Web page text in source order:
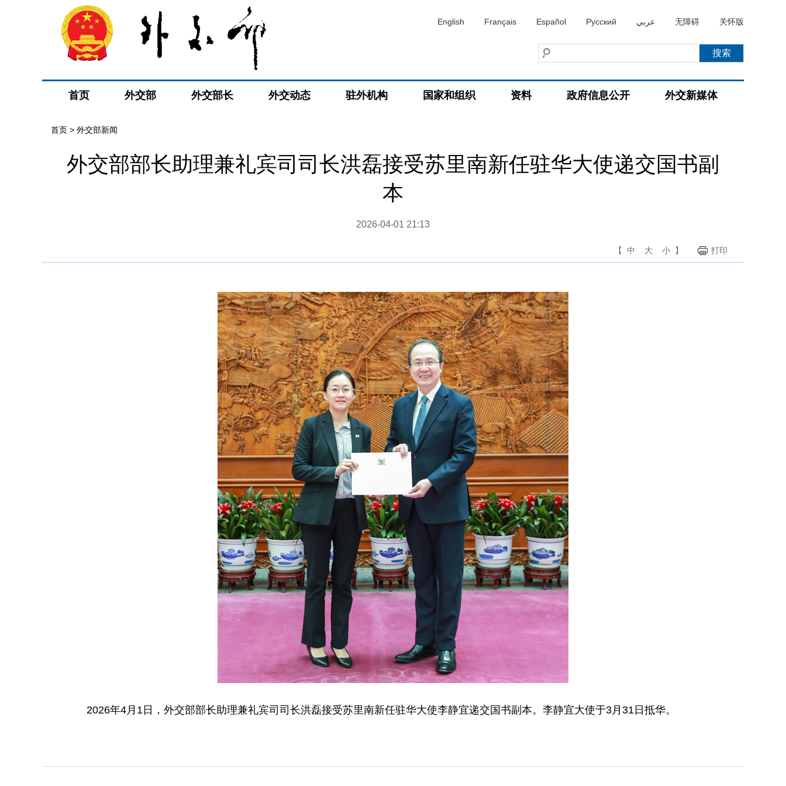
English Français Español Русский عربي 无障碍 关怀版
首页 外交部 外交部长 外交动态 驻外机构 国家和组织 资料 政府信息公开 外交新媒体
首页 > 外交部新闻
外交部部长助理兼礼宾司司长洪磊接受苏里南新任驻华大使递交国书副
本
2026-04-01 21:13
【 中 大 小 】 打印
2026年4月1日，外交部部长助理兼礼宾司司长洪磊接受苏里南新任驻华大使李静宜递交国书副本。李静宜大使于3月31日抵华。